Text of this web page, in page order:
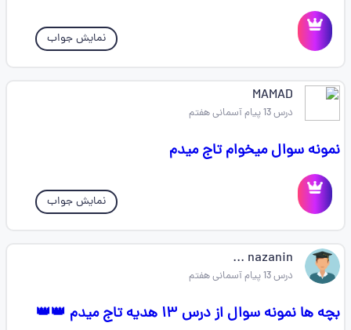
نمایش جواب
MAMAD
درس 13 پیام آسمانی هفتم
نمونه سوال میخوام تاج میدم
نمایش جواب
nazanin ...
درس 13 پیام آسمانی هفتم
بچه ها نمونه سوال از درس ۱۳ هدیه تاج میدم 👑👑